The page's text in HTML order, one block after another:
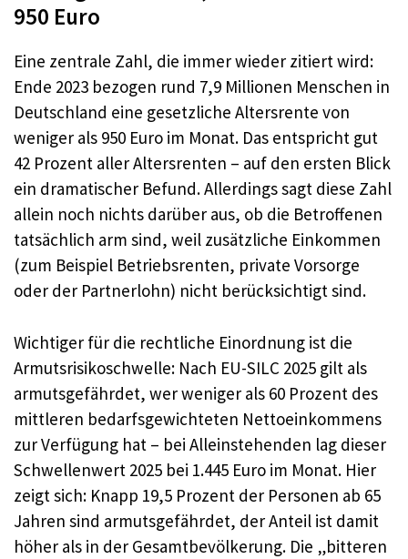
950 Euro
Eine zentrale Zahl, die immer wieder zitiert wird:
Ende 2023 bezogen rund 7,9 Millionen Menschen in
Deutschland eine gesetzliche Altersrente von
weniger als 950 Euro im Monat. Das entspricht gut
42 Prozent aller Altersrenten – auf den ersten Blick
ein dramatischer Befund. Allerdings sagt diese Zahl
allein noch nichts darüber aus, ob die Betroffenen
tatsächlich arm sind, weil zusätzliche Einkommen
(zum Beispiel Betriebsrenten, private Vorsorge
oder der Partnerlohn) nicht berücksichtigt sind.
Wichtiger für die rechtliche Einordnung ist die
Armutsrisikoschwelle: Nach EU-SILC 2025 gilt als
armutsgefährdet, wer weniger als 60 Prozent des
mittleren bedarfsgewichteten Nettoeinkommens
zur Verfügung hat – bei Alleinstehenden lag dieser
Schwellenwert 2025 bei 1.445 Euro im Monat. Hier
zeigt sich: Knapp 19,5 Prozent der Personen ab 65
Jahren sind armutsgefährdet, der Anteil ist damit
höher als in der Gesamtbevölkerung. Die „bitteren